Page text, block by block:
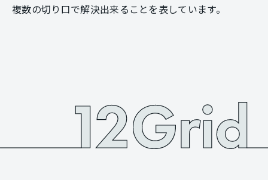
複数の切り口で解決出来ることを表しています。